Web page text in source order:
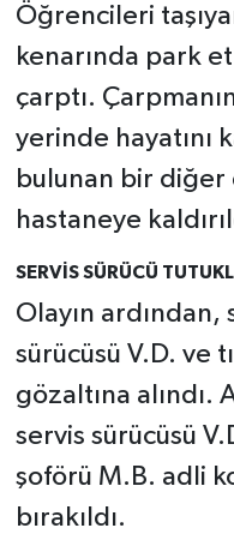
Öğrencileri
kenarında park
çarptı.
yerinde hayatını
bulunan bir
hastaneye
SERVİS SÜRÜCÜ
Olayın
sürücüsü V.D. ve
gözaltına alındı.
servis sürücüsü
şoförü M.B. adli
bırakıldı.